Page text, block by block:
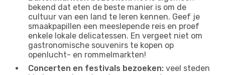
bekend dat eten de beste manier is om de
cultuur van een land te leren kennen. Geef je
smaakpapillen een meeslepende reis en proef
enkele lokale delicatessen. En vergeet niet om
gastronomische souvenirs te kopen op
openlucht- en rommelmarkten!
Concerten en festivals bezoeken: veel steden